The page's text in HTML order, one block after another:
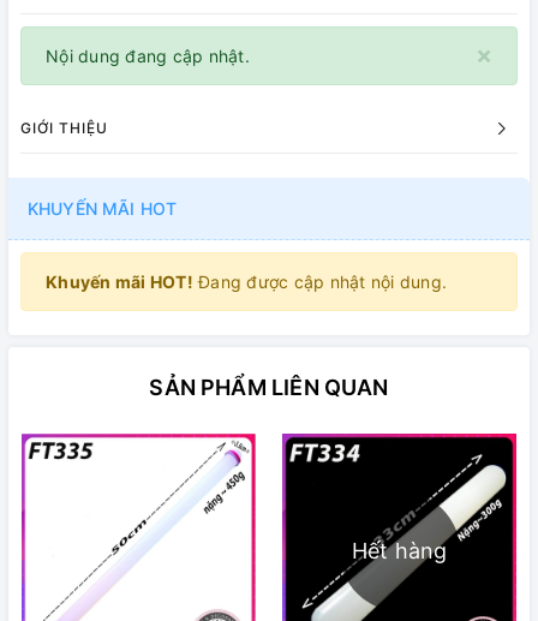
×
Nội dung đang cập nhật.
GIỚI THIỆU
KHUYẾN MÃI HOT
Khuyến mãi HOT! Đang được cập nhật nội dung.
SẢN PHẨM LIÊN QUAN
Hết hàng